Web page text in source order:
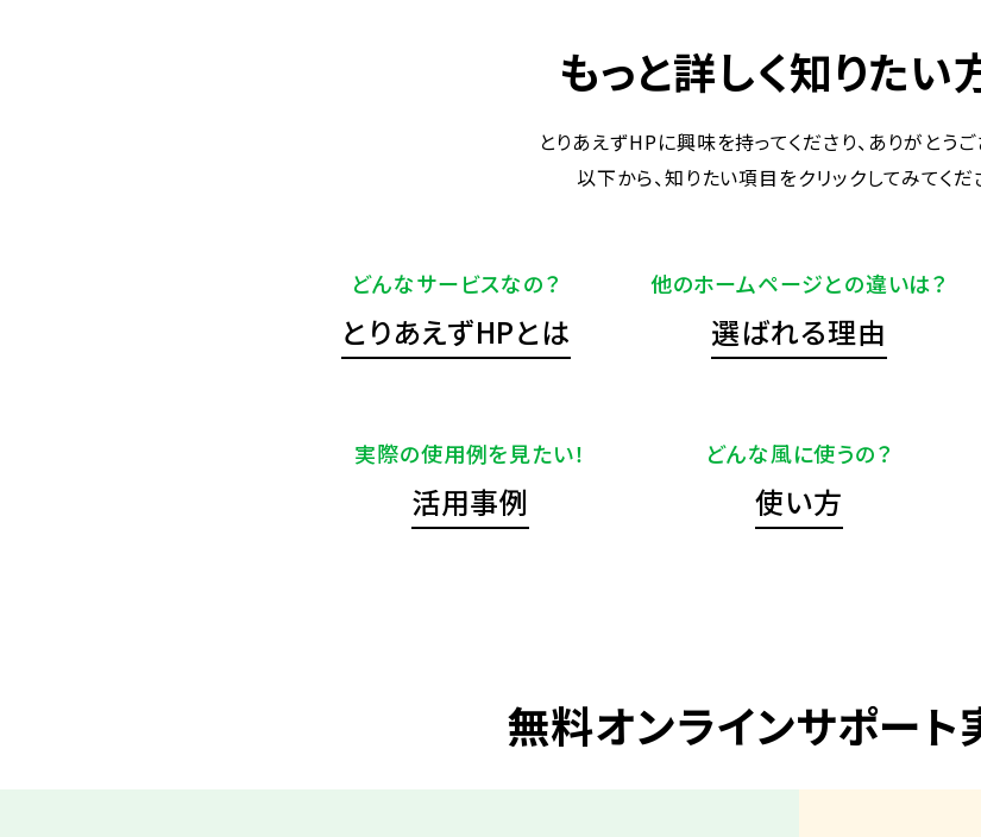
もっと詳しく知りたい
とりあえずHPに興味を持ってくださり、ありがとうご
以下から、知りたい項目をクリックしてみてくだ
どんなサービスなの？
とりあえずHPとは
他のホームページとの違いは？
選ばれる理由
実際の使用例を見たい！
活用事例
どんな風に使うの？
使い方
無料オンラインサポート